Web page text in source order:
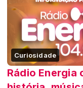
Curiosidade
Rádio Energia